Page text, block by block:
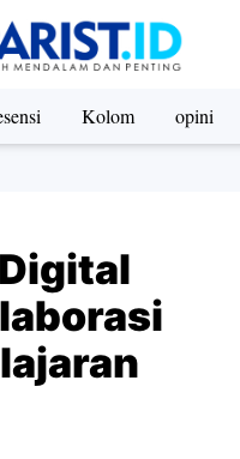
Kolom opini